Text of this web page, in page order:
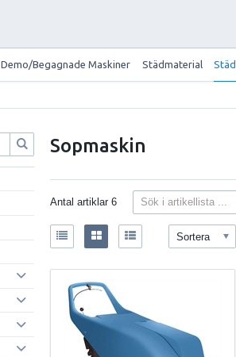
Demo/Begagnade Maskiner Städmaterial
Sopmaskin
Antal artiklar6
Sortera